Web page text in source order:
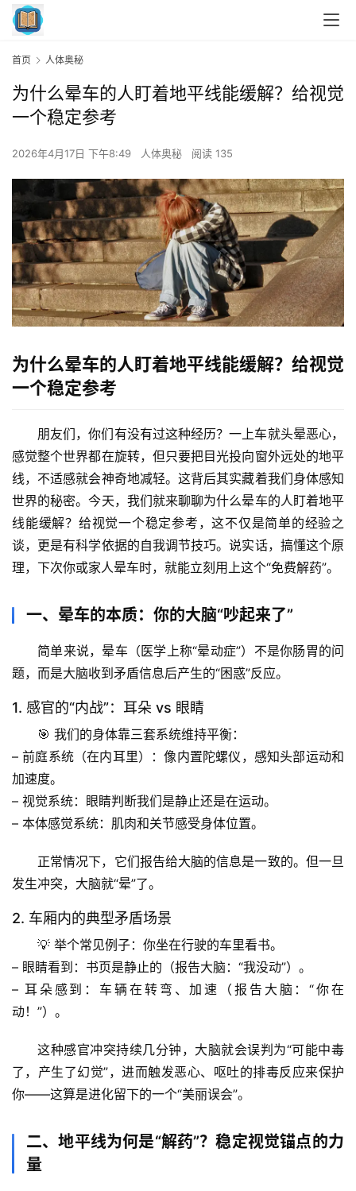
首页 人体奥秘
为什么晕车的人盯着地平线能缓解？给视觉
一个稳定参考
2026年4月17日 下午8:49 人体奥秘 阅读 135
为什么晕车的人盯着地平线能缓解？给视觉
一个稳定参考
朋友们，你们有没有过这种经历？一上车就头晕恶心，
感觉整个世界都在旋转，但只要把目光投向窗外远处的地平
线，不适感就会神奇地减轻。这背后其实藏着我们身体感知
世界的秘密。今天，我们就来聊聊为什么晕车的人盯着地平
线能缓解？给视觉一个稳定参考 ，这不仅是简单的经验之
谈，更是有科学依据的自我调节技巧。说实话，搞懂这个原
理，下次你或家人晕车时，就能立刻用上这个“免费解药”。
一、晕车的本质：你的大脑“吵起来了”
简单来说，晕车（医学上称“晕动症”）不是你肠胃的问
题，而是大脑收到矛盾信息后产生的“困惑”反应。
1. 感官的“内战”：耳朵 vs 眼睛
🎯 我们的身体靠三套系统维持平衡：
– 前庭系统 （在内耳里）：像内置陀螺仪，感知头部运动和
加速度。
– 视觉系统：眼睛判断我们是静止还是在运动。
– 本体感觉系统：肌肉和关节感受身体位置。
正常情况下，它们报告给大脑的信息是一致的。但一旦
发生冲突，大脑就“晕”了。
2. 车厢内的典型矛盾场景
💡 举个常见例子：你坐在行驶的车里看书。
– 眼睛看到 ：书页是静止的（报告大脑：“我没动”）。
– 耳朵感到 ：车辆在转弯、加速（报告大脑：“你在
动！”）。
这种感官冲突持续几分钟，大脑就会误判为“可能中毒
了，产生了幻觉”，进而触发恶心、呕吐的排毒反应来保护
你——这算是进化留下的一个“美丽误会”。
二、地平线为何是“解药”？稳定视觉锚点的力
量